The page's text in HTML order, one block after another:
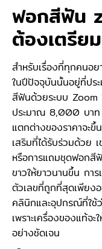
ฟอกสีฟัน
ต้องเตรีย
สำหรับเรื่องที่ทุกคนอ
ในปีปัจจุบันนั้นอยู่ที่ปร
สีฟันด้วยระบบ Zoom
ประมาณ 8,000 บา
แตกต่างของราคาจะ
เสริมที่ได้รับร่วมด้วย
หรือการแถมชุดฟอกสี
ขาวให้ยาวนานขึ้น กา
ตัวเลขที่ถูกที่สุดเพียง
คลินิกและอุปกรณ์ที่ใช้
เพราะเครื่องของแท้จ
อย่างชัดเจน